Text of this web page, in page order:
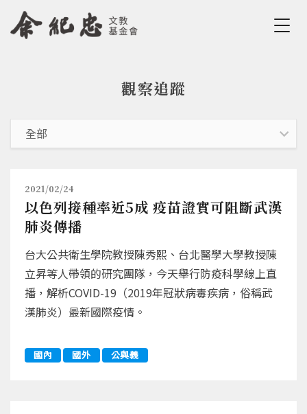
Jump to Navigation
Jump to Main content
觀察追蹤
2021/02/24
以色列接種率近5成 疫苗證實可阻斷武漢
肺炎傳播
台大公共衛生學院教授陳秀熙、台北醫學大學教授陳
立昇等人帶領的研究團隊，今天舉行防疫科學線上直
播，解析COVID-19（2019年冠狀病毒疾病，俗稱武
漢肺炎）最新國際疫情。
國內 國外 公與義